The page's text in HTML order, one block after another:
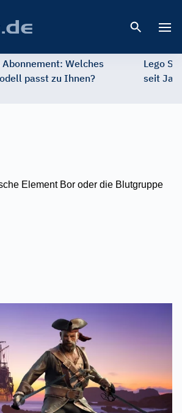
Welches
passt zu Ihnen?
Lego
seit
Element Bor oder die Blutgruppe